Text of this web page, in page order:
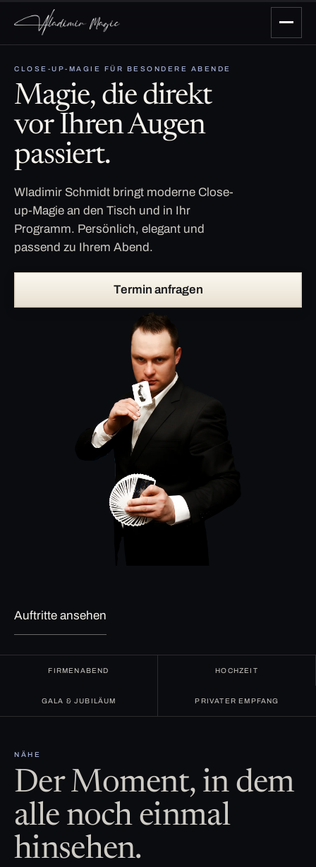
CLOSE-UP-MAGIE FÜR BESONDERE ABENDE
Magie, die direkt
vor Ihren Augen
passiert.
Wladimir Schmidt bringt moderne Close-
up-Magie an den Tisch und in Ihr
Programm. Persönlich, elegant und
passend zu Ihrem Abend.
Termin anfragen
Auftritte ansehen
FIRMENABEND HOCHZEIT
GALA & JUBILÄUM PRIVATER EMPFANG
NÄHE
Der Moment, in dem
alle noch einmal
hinsehen.